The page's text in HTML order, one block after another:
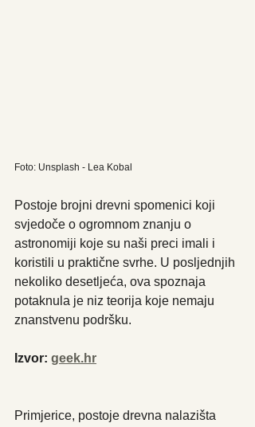
Foto: Unsplash - Lea Kobal
Postoje brojni drevni spomenici koji
svjedoče o ogromnom znanju o
astronomiji koje su naši preci imali i
koristili u praktične svrhe. U posljednjih
nekoliko desetljeća, ova spoznaja
potaknula je niz teorija koje nemaju
znanstvenu podršku.
Izvor: geek.hr
Primjerice, postoje drevna nalazišta